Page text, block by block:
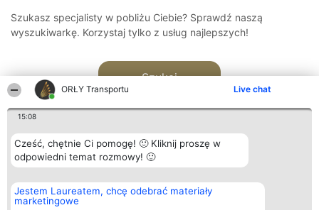
ORŁY Transportu Live chat
15:08
Cześć, chętnie Ci pomogę! 🙂 Kliknij proszę w
odpowiedni temat rozmowy! 🙂
Jestem Laureatem, chcę odebrać materiały
marketingowe
Szukasz specjalisty w pobliżu Ciebie? Sprawdź naszą
wyszukiwarkę. Korzystaj tylko z usług najlepszych!
Szukaj
Organizator plebiscytu
Bright Side Solutions sp. z o.
o. sp. k.
Plebiscyt
Laureaci
Kontakt
Kontakt